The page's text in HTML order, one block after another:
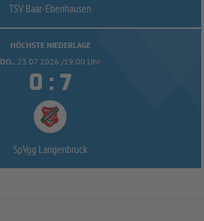
TSV Baar-Ebenhausen
HÖCHSTE NIEDERLAGE
DO.. 23.07.2026 /19:00 Uhr
 : 
SpVgg Langenbruck